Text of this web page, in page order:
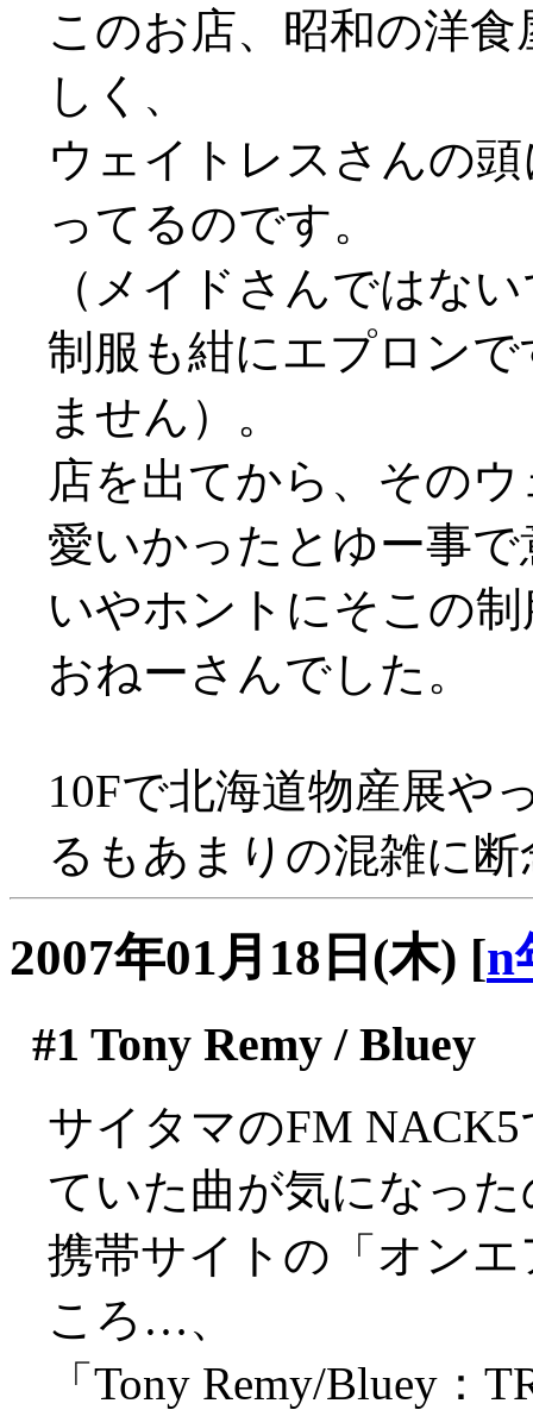
このお店、昭和の洋
しく、
ウェイトレスさんの
ってるのです。
（メイドさんではな
制服も紺にエプロン
ません）。
店を出てから、その
愛いかったとゆー事
いやホントにそこの
おねーさんでした。
10Fで北海道物産展や
るもあまりの混雑に
2007年01月18日(木) [n
#1 Tony Remy / Bluey
サイタマのFM
ていた曲が気になっ
携帯サイトの「オン
ころ…、
「Tony Remy/Bluey：